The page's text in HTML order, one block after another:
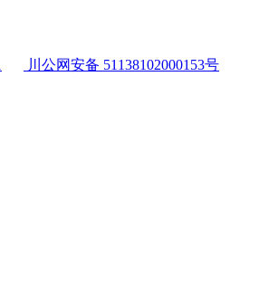
川公网安备 51138102000153号